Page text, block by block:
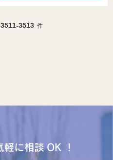
3511-3513 件